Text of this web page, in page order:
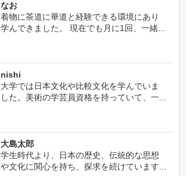
なお
着物に茶道に華道と経験できる環境にあり
学んできました。 現在でも月に1回、一緒...
nishi
大学では日本文化や比較文化を学んでいま
した。美術の学芸員資格を持っていて、一...
大島太郎
学生時代より、日本の歴史、伝統的な思想
や文化に関心を持ち、探求を続けています...